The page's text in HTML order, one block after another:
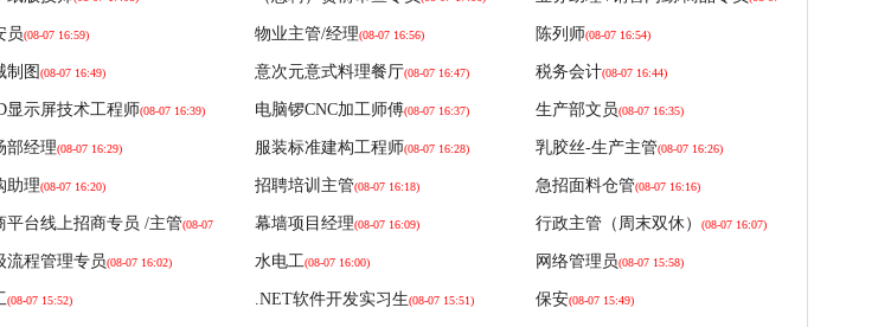
梅
的简历
的简历
的简历
的简历
梅 的简历
梅 的简历
17:05)
员(08-07 16:59) 物业主管/经理(08-07 16:56) 陈列师(08-07 16:54)
制图 (08-07 16:49) 意次元意式料理餐厅(08-07 16:47) 税务会计(08-07 16:44)
显示屏技术工程师(08-07 16:39) 电脑锣CNC加工师傅(08-07 16:37) 生产部文员(08-07 16:35)
部经理(08-07 16:29) 服装标准建构工程师(08-07 16:28) 乳胶丝-生产主管(08-07 16:26)
助理(08-07 16:20) 招聘培训主管(08-07 16:18) 急招面料仓管(08-07 16:16)
平台线上招商专员 /主管(08-07 幕墙项目经理(08-07 16:09) 行政主管（周末双休） (08-07 16:07)
流程管理专员(08-07 16:02) 水电工(08-07 16:00) 网络管理员(08-07 15:58)
(08-07 15:52) .NET软件开发实习生(08-07 15:51) 保安(08-07 15:49)